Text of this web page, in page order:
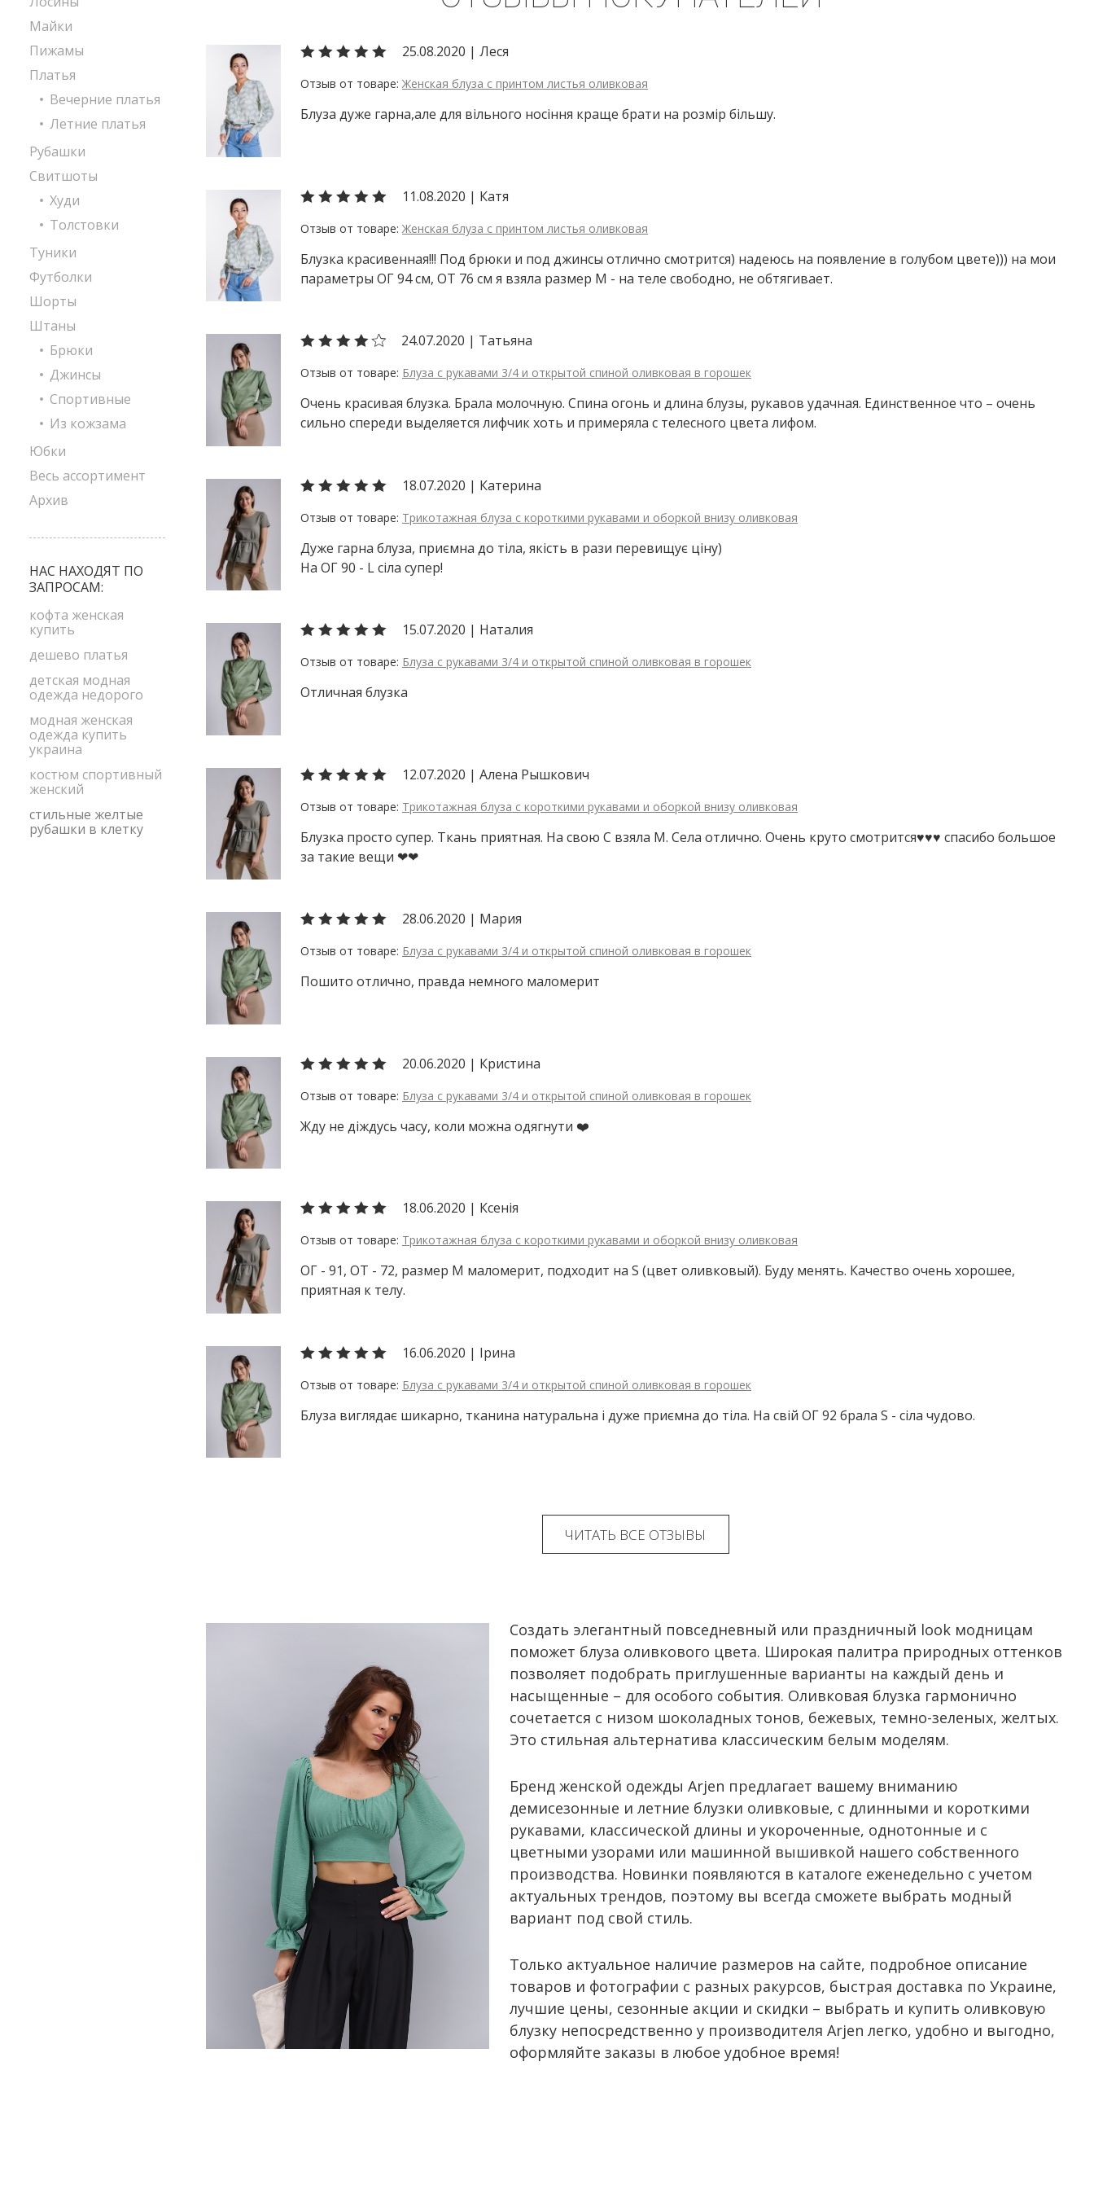
Создать элегантный повседневный или праздничный look модницам
поможет блуза оливкового цвета. Широкая палитра природных оттенков
позволяет подобрать приглушенные варианты на каждый день и
насыщенные – для особого события. Оливковая блузка гармонично
сочетается с низом шоколадных тонов, бежевых, темно-зеленых, желтых.
Это стильная альтернатива классическим белым моделям.
Бренд женской одежды Arjen предлагает вашему вниманию
демисезонные и летние блузки оливковые, с длинными и короткими
рукавами, классической длины и укороченные, однотонные и с
цветными узорами или машинной вышивкой нашего собственного
производства. Новинки появляются в каталоге еженедельно с учетом
актуальных трендов, поэтому вы всегда сможете выбрать модный
вариант под свой стиль.
Только актуальное наличие размеров на сайте, подробное описание
товаров и фотографии с разных ракурсов, быстрая доставка по Украине,
лучшие цены, сезонные акции и скидки – выбрать и купить оливковую
блузку непосредственно у производителя Arjen легко, удобно и выгодно,
оформляйте заказы в любое удобное время!
25.08.2020 | Леся
Женская блуза с принтом листья оливковая
Блуза дуже гарна,але для вільного носіння краще брати на розмір більшу.
11.08.2020 | Катя
Женская блуза с принтом листья оливковая
Блузка красивенная!!! Под брюки и под джинсы отлично смотрится) надеюсь на появление в голубом цвете))) на мои
параметры ОГ 94 см, ОТ 76 см я взяла размер М - на теле свободно, не обтягивает.
24.07.2020 | Татьяна
Блуза с рукавами 3/4 и открытой спиной оливковая в горошек
Очень красивая блузка. Брала молочную. Спина огонь и длина блузы, рукавов удачная. Единственное что – очень
сильно спереди выделяется лифчик хоть и примеряла с телесного цвета лифом.
18.07.2020 | Катерина
Трикотажная блуза с короткими рукавами и оборкой внизу оливковая
Дуже гарна блуза, приємна до тіла, якість в рази перевищує ціну)
На ОГ 90 - L сіла супер!
15.07.2020 | Наталия
Блуза с рукавами 3/4 и открытой спиной оливковая в горошек
Отличная блузка
12.07.2020 | Алена Рышкович
Трикотажная блуза с короткими рукавами и оборкой внизу оливковая
Блузка просто супер. Ткань приятная. На свою С взяла М. Села отлично. Очень круто смотрится♥️♥️♥️ спасибо большое
за такие вещи ❤❤
28.06.2020 | Мария
Блуза с рукавами 3/4 и открытой спиной оливковая в горошек
Пошито отлично, правда немного маломерит
20.06.2020 | Кристина
Блуза с рукавами 3/4 и открытой спиной оливковая в горошек
Жду не діждусь часу, коли можна одягнути ❤️
18.06.2020 | Ксенія
Трикотажная блуза с короткими рукавами и оборкой внизу оливковая
ОГ - 91, ОТ - 72, размер М маломерит, подходит на S (цвет оливковый). Буду менять. Качество очень хорошее,
приятная к телу.
16.06.2020 | Ірина
Блуза с рукавами 3/4 и открытой спиной оливковая в горошек
Блуза виглядає шикарно, тканина натуральна і дуже приємна до тіла. На свій ОГ 92 брала S - сіла чудово.
ЧИТАТЬ ВСЕ ОТЗЫВЫ
Майки
Пижамы
Платья
Вечерние платья
Летние платья
Рубашки
Свитшоты
Худи
Толстовки
Туники
Футболки
Шорты
Штаны
Брюки
Джинсы
Спортивные
Из кожзама
Юбки
Весь ассортимент
Архив
НАС НАХОДЯТ ПО
ЗАПРОСАМ:
кофта женская
купить
дешево платья
детская модная
одежда недорого
модная женская
одежда купить
украина
костюм спортивный
женский
стильные желтые
рубашки в клетку